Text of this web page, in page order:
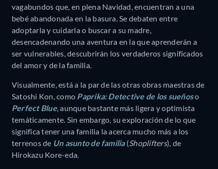
vagabundos que, en plena Navidad, encuentran a una
bebé abandonada en la basura. Se debaten entre
adoptarla y cuidarla o buscar a su madre,
desencadenando una aventura en la que aprenderán a
ser vulnerables, descubrirán los verdaderos significados
del amor y de la familia.
Visualmente, está a la par de las otras obras maestras de
Satoshi Kon, como Paprika: Detective de los sueñoso
Perfect Blue, aunque bastante más ligera y optimista
temáticamente. Sin embargo, su exploración de lo que
significa tener una familia la acerca mucho más a los
terrenos de Un asunto de familia(Shoplifters), de
Hirokazu Kore-eda.